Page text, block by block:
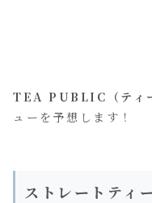
TEA PUBLIC（ティ
ューを予想します！
ストレートティ